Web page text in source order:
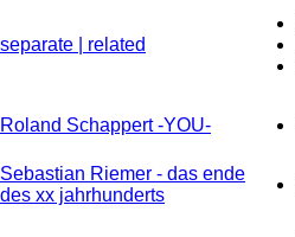
separate | related
Roland Schappert -YOU-
Sebastian Riemer - das ende
des xx jahrhunderts